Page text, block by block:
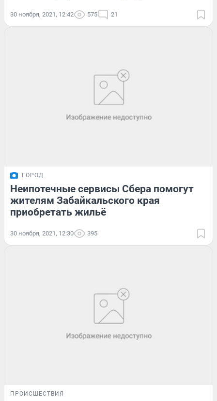
30 ноября, 2021, 12:42 575 21
ГОРОД
Неипотечные сервисы Сбера помогут
жителям Забайкальского края
приобретать жильё
30 ноября, 2021, 12:30 395
ПРОИСШЕСТВИЯ